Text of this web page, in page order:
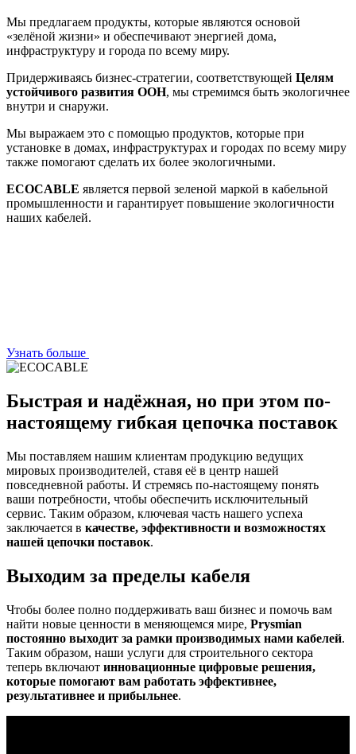
Мы предлагаем продукты, которые являются основой
«зелёной жизни» и обеспечивают энергией дома,
инфраструктуру и города по всему миру.
Придерживаясь бизнес-стратегии, соответствующей Целям
устойчивого развития ООН, мы стремимся быть экологичнее
внутри и снаружи.
Мы выражаем это с помощью продуктов, которые при
установке в домах, инфраструктурах и городах по всему миру
также помогают сделать их более экологичными.
ECOCABLE является первой зеленой маркой в кабельной
промышленности и гарантирует повышение экологичности
наших кабелей.
Узнать больше
Быстрая и надёжная, но при этом по-
настоящему гибкая цепочка поставок
Мы поставляем нашим клиентам продукцию ведущих
мировых производителей, ставя её в центр нашей
повседневной работы. И стремясь по-настоящему понять
ваши потребности, чтобы обеспечить исключительный
сервис. Таким образом, ключевая часть нашего успеха
заключается в качестве, эффективности и возможностях
нашей цепочки поставок.
Выходим за пределы кабеля
Чтобы более полно поддерживать ваш бизнес и помочь вам
найти новые ценности в меняющемся мире, Prysmian
постоянно выходит за рамки производимых нами кабелей.
Таким образом, наши услуги для строительного сектора
теперь включают инновационные цифровые решения,
которые помогают вам работать эффективнее,
результативнее и прибыльнее.